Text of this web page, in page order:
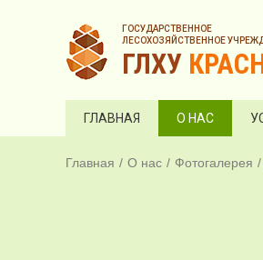
ГОСУДАРСТВЕННОЕ
ЛЕСОХОЗЯЙСТВЕННОЕ
ГЛХУ
ГЛАВНАЯ О НАС
Главная О нас Фотогалерея